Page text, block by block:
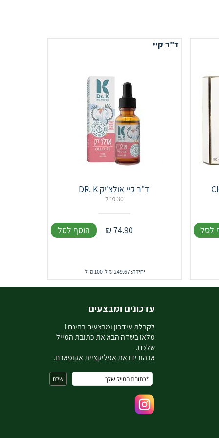
לסל
ד"ר קיי
ד"ר קיי אולצ'יק DR. K
30 מ"ל
74.90
₪ הוסף לסל
יחידה: 249.67 ₪ ל-100 מ"ל
עדכונים ומבצעים
לקבלת עידכון ומבצעים בחינם !
מלאו בשדה הבא את כתובת המייל
שלכם.
או הורידו את אפליקציית אקופארם.